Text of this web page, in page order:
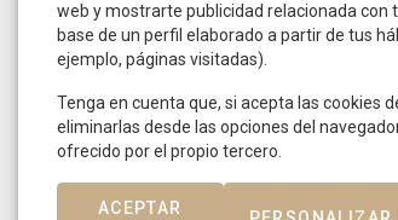
HORARIO
De lunes a jueves:
de 9:30 a 14:00 horas
Viernes:
De 9:00 a 15:00 horas
©Casa de Subastas de Madrid SLU
web y mostrarte publicidad relacionada con
base de un perfil elaborado a partir de tus
ejemplo, páginas visitadas).
Tenga en cuenta que, si acepta las cookies
eliminarlas desde las opciones del
ofrecido por el propio tercero.
ACEPTAR